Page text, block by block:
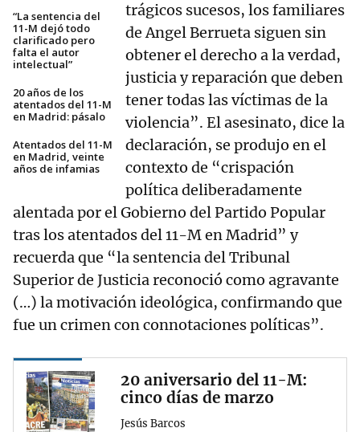
“La sentencia del
11-M dejó todo
clarificado pero
falta el autor
intelectual”
20 años de los
atentados del 11-M
en Madrid: pásalo
Atentados del 11-M
en Madrid, veinte
años de infamias
trágicos sucesos, los familiares
de Angel Berrueta siguen sin
obtener el derecho a la verdad,
justicia y reparación que deben
tener todas las víctimas de la
violencia”. El asesinato, dice la
declaración, se produjo en el
contexto de “crispación
política deliberadamente
alentada por el Gobierno del Partido Popular
tras los atentados del 11-M en Madrid” y
recuerda que “la sentencia del Tribunal
Superior de Justicia reconoció como agravante
(…) la motivación ideológica, confirmando que
fue un crimen con connotaciones políticas”.
20 aniversario del 11-M:
cinco días de marzo
Jesús Barcos